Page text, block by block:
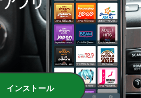
、クールポコ。（年越し特番）
（2月）、高田ぽる子とやす子
4月）、エルフ（5月）、カミナリ（6
ラバーガール（8月）、かが屋（9
フライ（10月）、ぱーてぃーちゃん（11
RPG（12月）
ランジャタイ（11月）、まんじゅう大
コ。(年越し特番)
そうめんのポテンシャル
矢、スペインへ行く
想矢、期末テストからの解放
インストール